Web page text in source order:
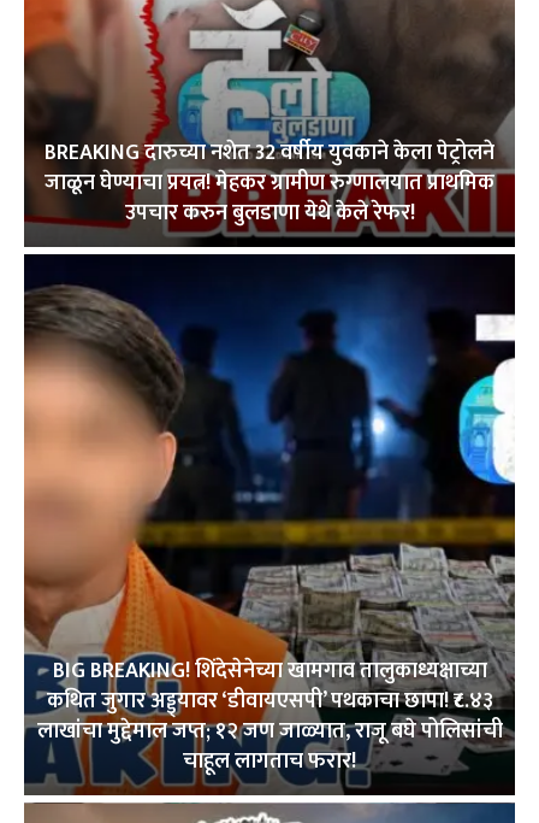
BREAKING दारुच्या नशेत 32 वर्षीय युवकाने केला पेट्रोलने
जाळून घेण्याचा प्रयत्न! मेहकर ग्रामीण रुग्णालयात प्राथमिक
उपचार करुन बुलडाणा येथे केले रेफर!
BIG BREAKING! शिंदेसेनेच्या खामगाव तालुकाध्यक्षाच्या
कथित जुगार अड्ड्यावर ‘डीवायएसपी’ पथकाचा छापा! ₹८.४३
लाखांचा मुद्देमाल जप्त; १२ जण जाळ्यात, राजू बघे पोलिसांची
चाहूल लागताच फरार!